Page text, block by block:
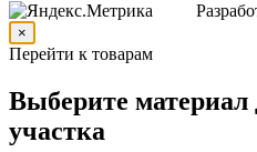
×
Перейти к товарам
Выберите материал
участка